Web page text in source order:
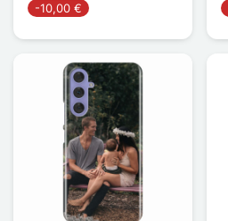
-10,00 €